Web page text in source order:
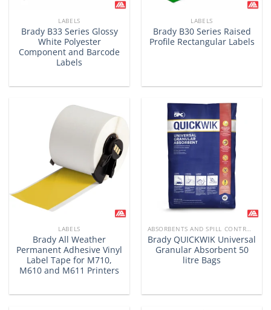
LABELS
Brady B33 Series Glossy
White Polyester
Component and Barcode
Labels
LABELS
Brady B30 Series Raised
Profile Rectangular Labels
LABELS
Brady All Weather
Permanent Adhesive Vinyl
Label Tape for M710,
M610 and M611 Printers
ABSORBENTS AND SPILL CONTROL PRODUCTS
Brady QUICKWIK Universal
Granular Absorbent 50
litre Bags